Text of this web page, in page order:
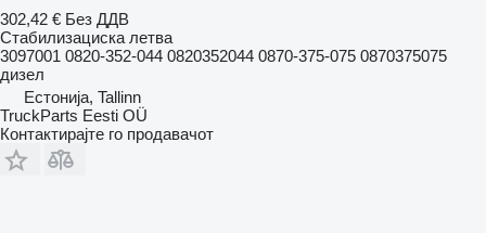
302,42 € Без ДДВ
Стабилизациска летва
3097001 0820-352-044 0820352044 0870-375-075 0870375075
дизел
Естонија, Tallinn
TruckParts Eesti OÜ
Контактирајте го продавачот